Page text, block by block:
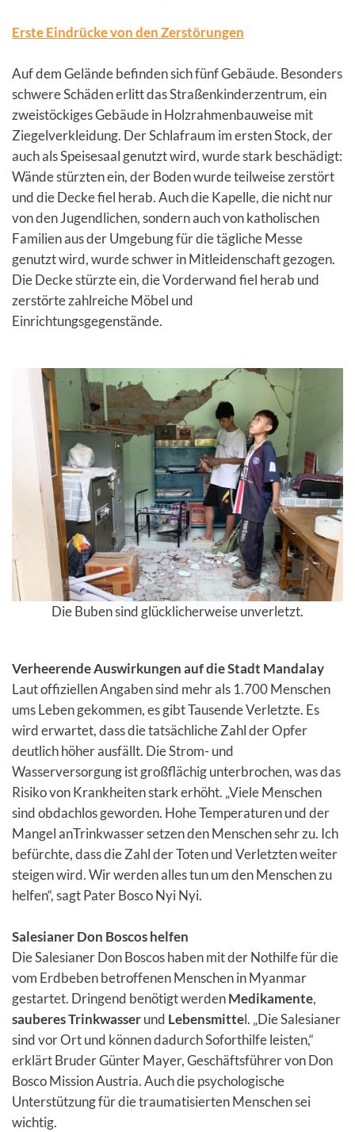
Erste Eindrücke von den Zerstörungen
Auf dem Gelände befinden sich fünf Gebäude. Besonders
schwere Schäden erlitt das Straßenkinderzentrum, ein
zweistöckiges Gebäude in Holzrahmenbauweise mit
Ziegelverkleidung. Der Schlafraum im ersten Stock, der
auch als Speisesaal genutzt wird, wurde stark beschädigt:
Wände stürzten ein, der Boden wurde teilweise zerstört
und die Decke fiel herab. Auch die Kapelle, die nicht nur
von den Jugendlichen, sondern auch von katholischen
Familien aus der Umgebung für die tägliche Messe
genutzt wird, wurde schwer in Mitleidenschaft gezogen.
Die Decke stürzte ein, die Vorderwand fiel herab und
zerstörte zahlreiche Möbel und
Einrichtungsgegenstände.
Die Buben sind glücklicherweise unverletzt.
Verheerende Auswirkungen auf die Stadt Mandalay
Laut offiziellen Angaben sind mehr als 1.700 Menschen
ums Leben gekommen, es gibt Tausende Verletzte. Es
wird erwartet, dass die tatsächliche Zahl der Opfer
deutlich höher ausfällt. Die Strom- und
Wasserversorgung ist großflächig unterbrochen, was das
Risiko von Krankheiten stark erhöht. „Viele Menschen
sind obdachlos geworden. Hohe Temperaturen und der
Mangel anTrinkwasser setzen den Menschen sehr zu. Ich
befürchte, dass die Zahl der Toten und Verletzten weiter
steigen wird. Wir werden alles tun um den Menschen zu
helfen“, sagt Pater Bosco Nyi Nyi.
Salesianer Don Boscos helfen
Die Salesianer Don Boscos haben mit der Nothilfe für die
vom Erdbeben betroffenen Menschen in Myanmar
gestartet. Dringend benötigt werden Medikamente,
sauberes Trinkwasser und Lebensmittel. „Die Salesianer
sind vor Ort und können dadurch Soforthilfe leisten,“
erklärt Bruder Günter Mayer, Geschäftsführer von Don
Bosco Mission Austria. Auch die psychologische
Unterstützung für die traumatisierten Menschen sei
wichtig.